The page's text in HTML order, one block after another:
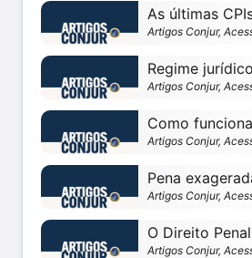
Artigos Conjur,
Artigos Conjur,
Artigos Conjur,
Artigos Conjur,
Artigos Conjur,